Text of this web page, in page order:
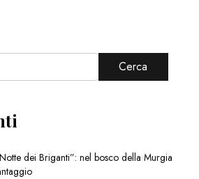
Cerca
dei Briganti”: nel bosco della Murgia